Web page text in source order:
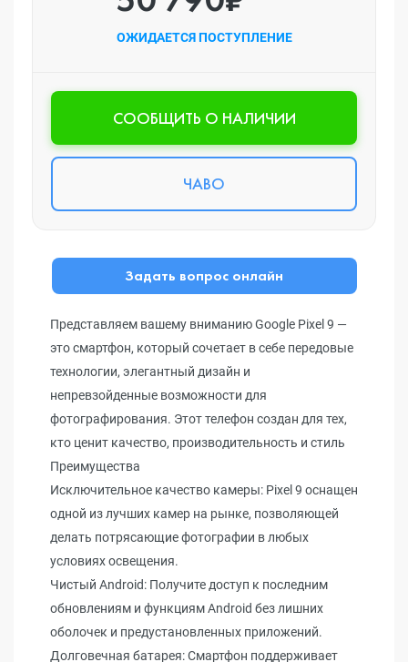
ОЖИДАЕТСЯ ПОСТУПЛЕНИЕ
CООБЩИТЬ О НАЛИЧИИ
ЧАВО
Задать вопрос онлайн
Представляем вашему вниманию Google Pixel 9 —
это смартфон, который сочетает в себе передовые
технологии, элегантный дизайн и
непревзойденные возможности для
фотографирования. Этот телефон создан для тех,
кто ценит качество, производительность и стиль
Преимущества
Исключительное качество камеры: Pixel 9 оснащен
одной из лучших камер на рынке, позволяющей
делать потрясающие фотографии в любых
условиях освещения.
Чистый Android: Получите доступ к последним
обновлениям и функциям Android без лишних
оболочек и предустановленных приложений.
Долговечная батарея: Смартфон поддерживает